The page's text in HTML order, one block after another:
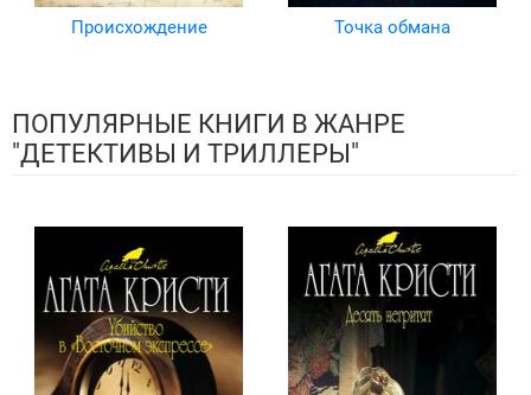
Происхождение Точка обмана
ПОПУЛЯРНЫЕ КНИГИ В ЖАНРЕ
"ДЕТЕКТИВЫ И ТРИЛЛЕРЫ"